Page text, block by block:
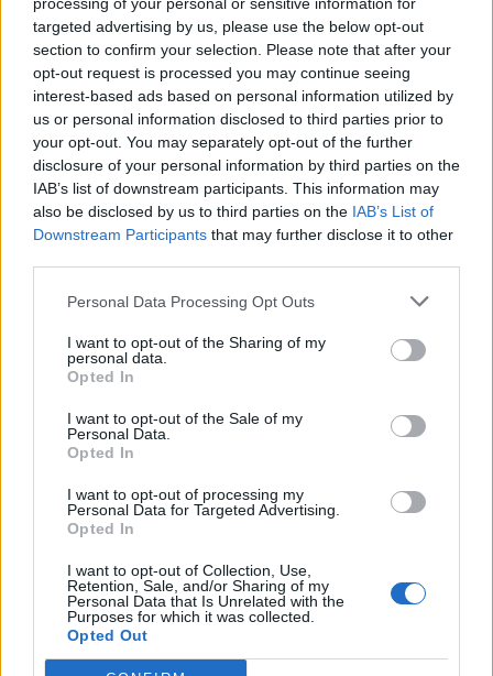
targeted advertising by us, please use the below opt-out
section to confirm your selection. Please note that after your
opt-out request is processed you may continue seeing
interest-based ads based on personal information utilized by
us or personal information disclosed to third parties prior to
your opt-out. You may separately opt-out of the further
disclosure of your personal information by third parties on the
IAB’s list of downstream participants. This information may
also be disclosed by us to third parties on the IAB’s List of
Downstream Participants that may further disclose it to other
Personal Data Processing Opt Outs
I want to opt-out of the Sharing of my
personal data.
Opted In
I want to opt-out of the Sale of my
Personal Data.
Opted In
I want to opt-out of processing my
Personal Data for Targeted Advertising.
Opted In
I want to opt-out of Collection, Use,
Retention, Sale, and/or Sharing of my
Personal Data that Is Unrelated with the
Purposes for which it was collected.
Opted Out
upp i grupper efter kön. Enligt media har
skolan haft könsuppdelad undervisning sedan
den startade för 22 år sedan.
I december 2019 stängde Skolinspektionen
dessutom den ökända friskolan
Vetenskapsskolan i Göteborg p...
Börja prenumerera för att läsa detta innehåll.
Starta din prenumerationhär
Eller logga in på ditt konto nedan:
Username or E-mail
Password
Remember Me